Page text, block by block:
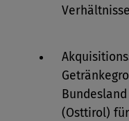
(Osttirol)